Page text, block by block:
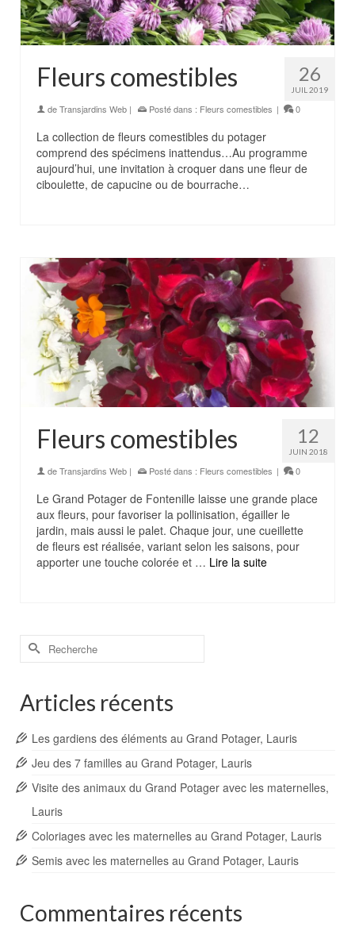
26
JUIL 2019
Fleurs comestibles
deTransjardins Web | Posté dans : Fleurs comestibles | 0
La collection de fleurs comestibles du potager
comprend des spécimens inattendus…Au programme
aujourd’hui, une invitation à croquer dans une fleur de
ciboulette, de capucine ou de bourrache…
12
JUIN 2018
Fleurs comestibles
deTransjardins Web | Posté dans : Fleurs comestibles | 0
Le Grand Potager de Fontenille laisse une grande place
aux fleurs, pour favoriser la pollinisation, égailler le
jardin, mais aussi le palet. Chaque jour, une cueillette
de fleurs est réalisée, variant selon les saisons, pour
apporter une touche colorée et … Lire la suite
Rechercher :
Articles récents
Les gardiens des éléments au Grand Potager, Lauris
Jeu des 7 familles au Grand Potager, Lauris
Visite des animaux du Grand Potager avec les maternelles,
Lauris
Coloriages avec les maternelles au Grand Potager, Lauris
Semis avec les maternelles au Grand Potager, Lauris
Commentaires récents